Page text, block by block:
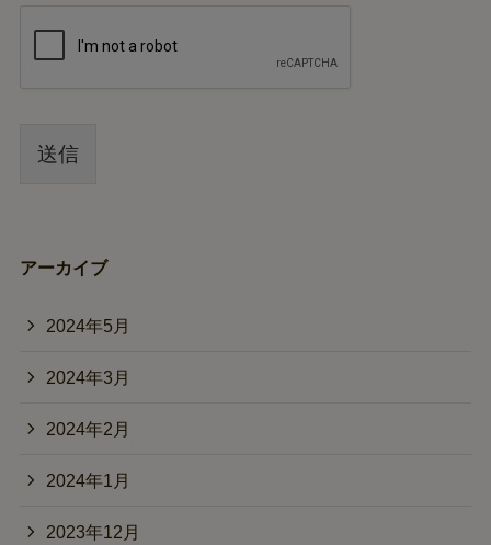
送信
アーカイブ
2024年5月
2024年3月
2024年2月
2024年1月
2023年12月